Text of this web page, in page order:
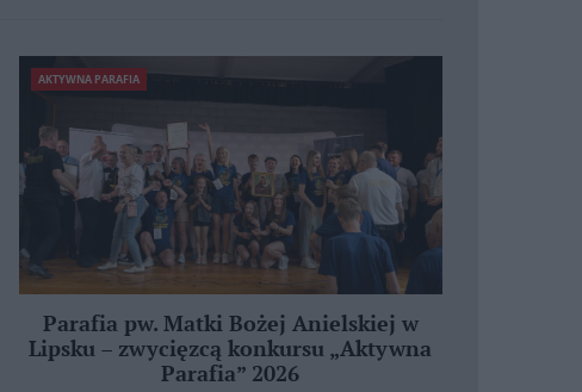
AKTYWNA PARAFIA
Parafia pw. Matki Bożej Anielskiej w
Lipsku – zwycięzcą konkursu „Aktywna
Parafia” 2026